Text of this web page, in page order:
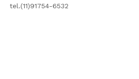
tel.(11)91754-6532